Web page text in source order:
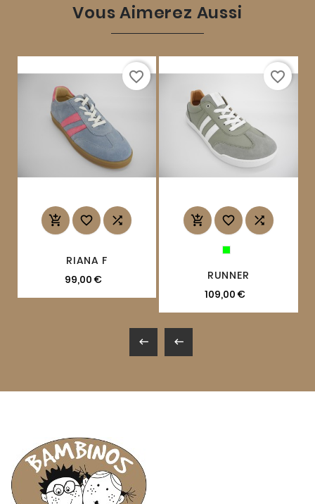
Vous Aimerez Aussi
  
RIANA F
99,00 €
favorite_border
  
RUNNER
109,00 €
favorite_border
 